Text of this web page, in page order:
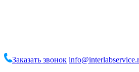
Заказать звонок